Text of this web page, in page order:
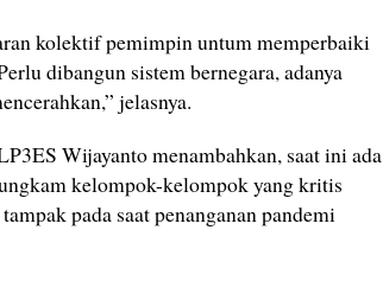
kolektif pemimpin untum memperbaiki
dibangun sistem bernegara, adanya
jelasnya.
Wijayanto menambahkan, saat ini ada
kelompok-kelompok yang kritis
pada saat penanganan pandemi